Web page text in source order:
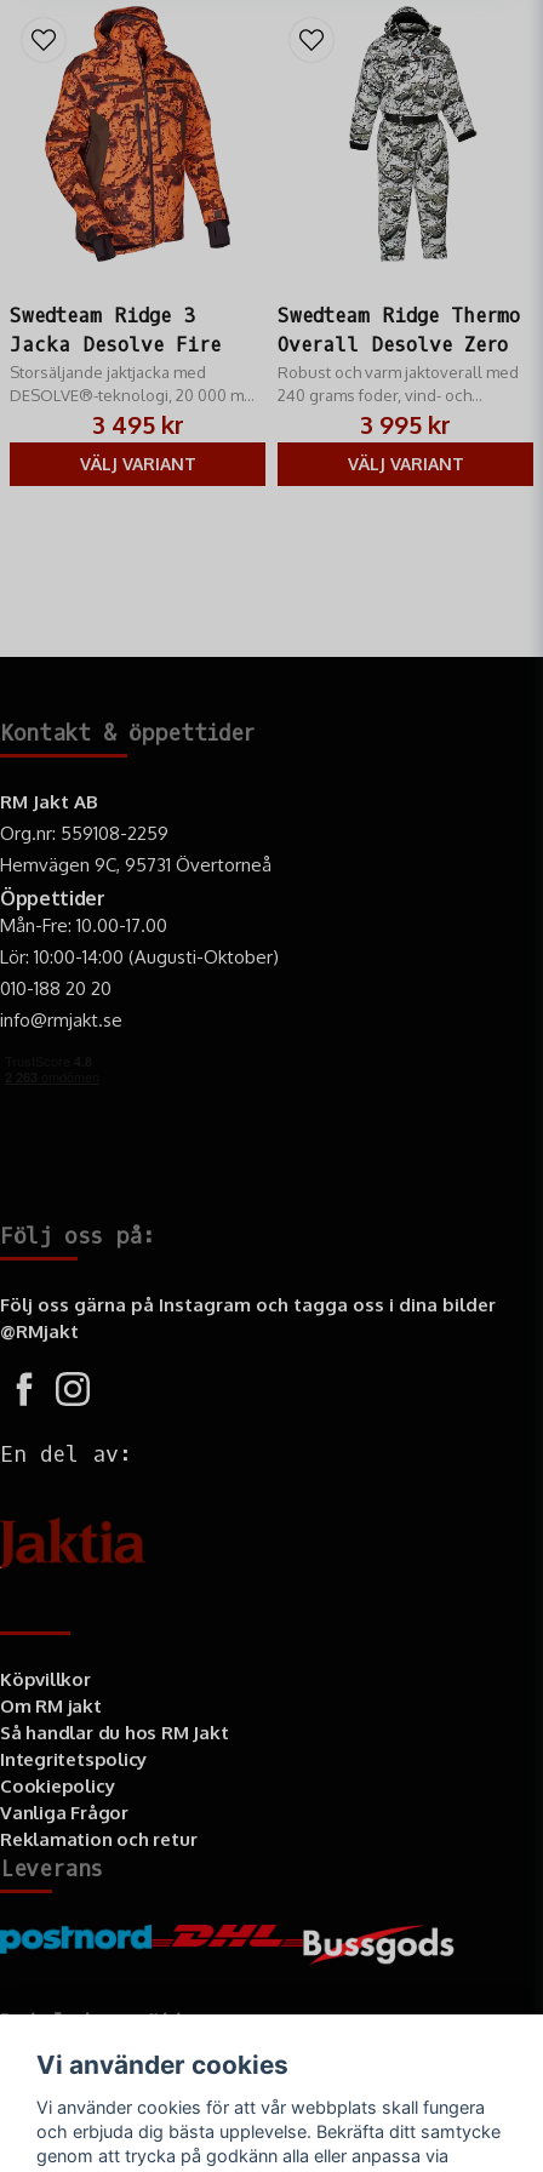
väderförhållanden.
Kan benen verkligen förlängas?
Ja, benen kan förlängas
med 5 cm genom att sprätta upp sömmen.
Varför köpa hos RM Jakt
När du handlar hos RM Jakt får du:
noggrant utvalt sortiment för jakt och friluftsliv
snabb leverans
personlig service
Swedteam Ridge 3
Jacka Desolve Fire
Storsäljande jaktjacka med
DESOLVE®-teknologi, 20 000 mm
vattentäthet och justerbara
detaljer för ultimat komfort.
3 495 kr
VÄLJ VARIANT
Swedteam Ridge Thermo
Overall Desolve Zero
Robust och varm jaktoverall med
240 grams foder, vind- och
vattentäthet för kalla jaktdagar.
3 995 kr
VÄLJ VARIANT
Kontakt & öppettider
RM Jakt AB
Org.nr: 559108-2259
Hemvägen 9C, 95731 Övertorneå
Öppettider
Mån-Fre: 10.00-17.00
Lör: 10:00-14:00 (Augusti-Oktober)
010-188 20 20
info@rmjakt.se
Följ oss på:
Följ oss gärna på Instagram och tagga oss i dina bilder
@RMjakt
En del av:
Köpvillkor
Om RM jakt
Så handlar du hos RM Jakt
Integritetspolicy
Cookiepolicy
Vanliga Frågor
Reklamation och retur
Leverans
Betalningssätt
Vi använder cookies
Vi använder cookies för att vår webbplats skall fungera
och erbjuda dig bästa upplevelse. Bekräfta ditt samtycke
genom att trycka på godkänn alla eller anpassa via